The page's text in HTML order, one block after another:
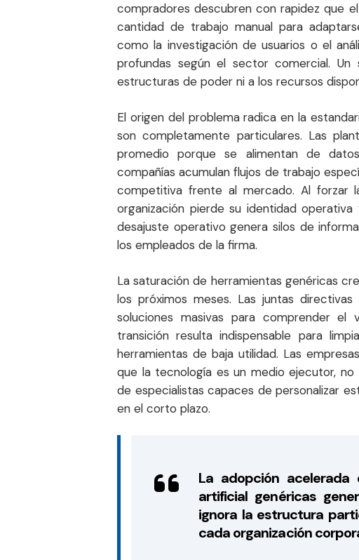
compradores descubren con rapidez que
cantidad de trabajo manual para
como la investigación de usuarios o el
profundas según el sector comercial.
estructuras de poder ni a los recursos
El origen del problema radica en la
son completamente particulares. Las
promedio porque se alimentan de
compañías acumulan flujos de trabajo
competitiva frente al mercado. Al forzar
organización pierde su identidad
desajuste operativo genera silos de
los empleados de la firma.
La saturación de herramientas genéricas
los próximos meses. Las juntas
soluciones masivas para comprender
transición resulta indispensable para
herramientas de baja utilidad. Las
que la tecnología es un medio ejecutor,
de especialistas capaces de personalizar
en el corto plazo.
La adopción
artificial genéricas
ignora la estructura
cada organización